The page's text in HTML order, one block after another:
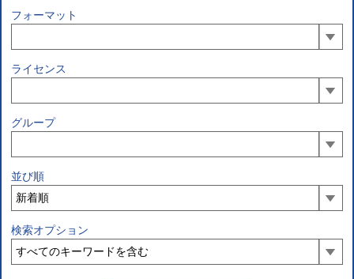
フォーマット
ライセンス
グループ
並び順
検索オプション